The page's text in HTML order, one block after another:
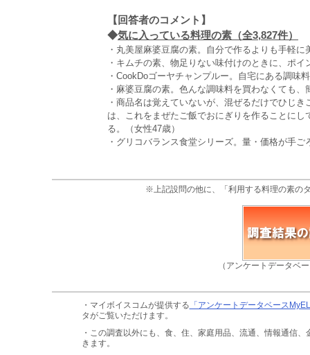
【回答者のコメント】
◆気に入っている料理の素（全3,827件）
・丸美屋麻婆豆腐の素。自分で作るよりも手軽
・キムチの素、物足りない味付けのときに、ポ
・CookDoゴーヤチャンプルー。自宅にある調味
・麻婆豆腐の素。色んな調味料を買わなくても
・商品名は覚えていないが、混ぜるだけでひじ
は、これをまぜたご飯でおにぎりを作ることに
る。（女性47歳）
・グリコバランス食堂シリーズ。量・価格が手
※上記設問の他に、「利用する料理の素の
（アンケートデータベ
・マイボイスコムが提供する 「アンケートデータベース
タがご覧いただけます。
・この調査以外にも、食、住、家庭用品、流通、情報通信、
きます。